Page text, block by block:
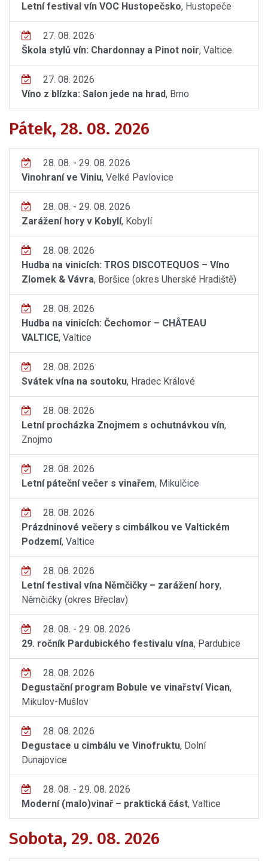
Letní festival vín VOC Hustopečsko, Hustopeče
27. 08. 2026
Škola stylů vín: Chardonnay a Pinot noir, Valtice
27. 08. 2026
Víno z blízka: Salon jede na hrad, Brno
Pátek, 28. 08. 2026
28. 08. - 29. 08. 2026
Vinohraní ve Viniu, Velké Pavlovice
28. 08. - 29. 08. 2026
Zarážení hory v Kobylí, Kobylí
28. 08. 2026
Hudba na vinicích: TROS DISCOTEQUOS – Víno
Zlomek & Vávra, Boršice (okres Uherské Hradiště)
28. 08. 2026
Hudba na vinicích: Čechomor – CHÂTEAU
VALTICE, Valtice
28. 08. 2026
Svátek vína na soutoku, Hradec Králové
28. 08. 2026
Letní procházka Znojmem s ochutnávkou vín,
Znojmo
28. 08. 2026
Letní páteční večer s vinařem, Mikulčice
28. 08. 2026
Prázdninové večery s cimbálkou ve Valtickém
Podzemí, Valtice
28. 08. 2026
Letní festival vína Němčičky – zarážení hory,
Němčičky (okres Břeclav)
28. 08. - 29. 08. 2026
29. ročník Pardubického festivalu vína, Pardubice
28. 08. 2026
Degustační program Bobule ve vinařství Vican,
Mikulov-Mušlov
28. 08. 2026
Degustace u cimbálu ve Vinofruktu, Dolní
Dunajovice
28. 08. - 29. 08. 2026
Moderní (malo)vinař – praktická část, Valtice
Sobota, 29. 08. 2026